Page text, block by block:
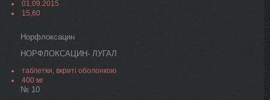
01.09.2015
15,60
Норфлоксацин
НОРФЛОКСАЦИН- ЛУГАЛ
таблетки, вкриті оболонкою
400 мг
№ 10